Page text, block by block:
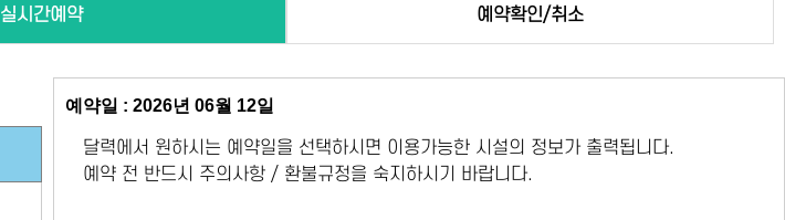
실시간예약 예약확인/취소
예약일 : 2026년 06월 12일
달력에서 원하시는 예약일을 선택하시면 이용가능한 시설의 정보가 출력됩니다.
예약 전 반드시 주의사항 / 환불규정을 숙지하시기 바랍니다.